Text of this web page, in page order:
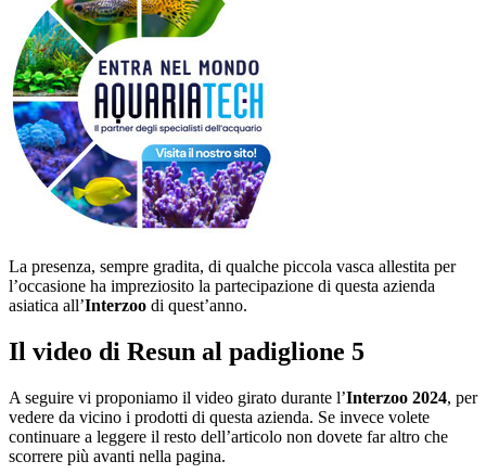
La presenza, sempre gradita, di qualche piccola vasca allestita per
l’occasione ha impreziosito la partecipazione di questa azienda
asiatica all’Interzoo di quest’anno.
Il video di Resun al padiglione 5
A seguire vi proponiamo il video girato durante l’Interzoo 2024, per
vedere da vicino i prodotti di questa azienda. Se invece volete
continuare a leggere il resto dell’articolo non dovete far altro che
scorrere più avanti nella pagina.